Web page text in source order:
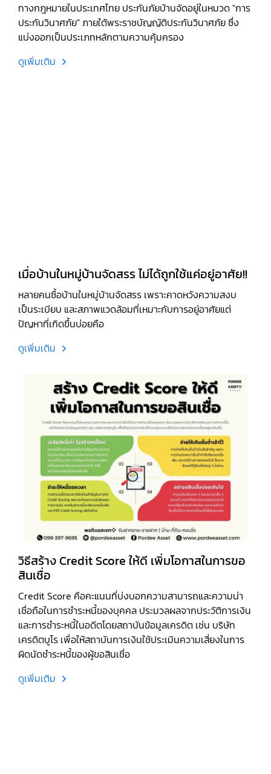
ทางกฎหมายในประเทศไทย ประกันภัยบ้านจัดอยู่ในหมวด "การ
ประกันวินาศภัย" ภายใต้พระราชบัญญัติประกันวินาศภัย ซึ่ง
แบ่งออกเป็นประเภทหลักตามความคุ้มครอง
ดูเพิ่มเติม
เมื่อบ้านในหมู่บ้านจัดสรร ไม่ได้ถูกใช้แค่อยู่อาศัย!!
หลายคนซื้อบ้านในหมู่บ้านจัดสรร เพราะคาดหวังความสงบ
เป็นระเบียบ และสภาพแวดล้อมที่เหมาะกับการอยู่อาศัยแต่
ปัญหาที่เกิดขึ้นบ่อยคือ
ดูเพิ่มเติม
วิธีสร้าง Credit Score ให้ดี เพิ่มโอกาสในการขอ
สินเชื่อ
Credit Score คือคะแนนที่บ่งบอกความสามารถและความน่า
เชื่อถือในการชำระหนี้ของบุคคล ประมวลผลจากประวัติการเงิน
และการชำระหนี้ในอดีตโดยสถาบันข้อมูลเครดิต เช่น บริษัท
เครดิตบูโร เพื่อให้สถาบันการเงินใช้ประเมินความเสี่ยงในการ
ผิดนัดชำระหนี้ของผู้ขอสินเชื่อ
ดูเพิ่มเติม